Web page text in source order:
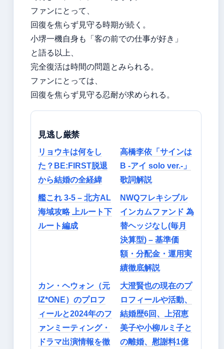
ファンにとって、
回復を焦らず見守る時期が続く。
小堺一機自身も「客の前での仕事が好き」
と語る以上、
完全復活は時間の問題とみられる。
ファンにとっては、
回復を焦らず見守る忍耐が求められる。
見逃し厳禁
リョウキは何をし
た？BE:FIRST脱退
から結婚の全経緯
高橋李依「サインは
B -アイ solo ver.-」
歌詞解説
艦これ 3-5 – 北方AL
海域攻略 上ルート下
ルート編成
NWQフレキシブル
インカムファンド 為
替ヘッジなし(毎月
決算型) – 基準価
額・分配金・運用実
績徹底解説
カン・ヘウォン（元
IZ*ONE）のプロフ
ィールと2024年のフ
ァンミーティング・
ドラマ出演情報を徹
大澄賢也の現在のプ
ロフィールや活動、
結婚歴6回、上沼恵
美子や小柳ルミ子と
の離婚、慰謝料1億